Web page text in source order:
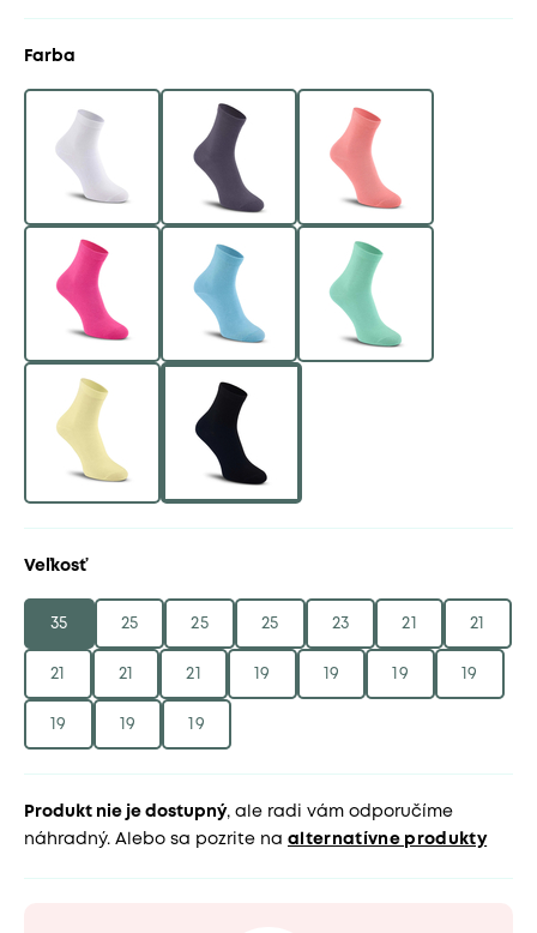
Farba
Veľkosť
35 25 25 25 23 21 21
21 21 21 19 19 19 19
19 19 19
Produkt nie je dostupný, ale radi vám odporučíme
náhradný. Alebo sa pozrite na alternatívne produkty